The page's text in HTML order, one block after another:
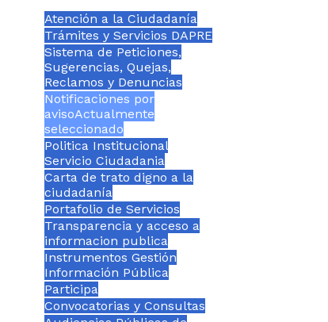
Atención a la Ciudadanía
Trámites y Servicios DAPRE
Sistema de Peticiones,
Sugerencias, Quejas,
Reclamos y Denuncias
Notificaciones por
avisoActualmente
seleccionado
Politica Institucional
Servicio Ciudadania
Carta de trato digno a la
ciudadanía
Portafolio de Servicios
Transparencia y acceso a
informacion publica
Instrumentos Gestión
Información Pública
Participa
Convocatorias y Consultas